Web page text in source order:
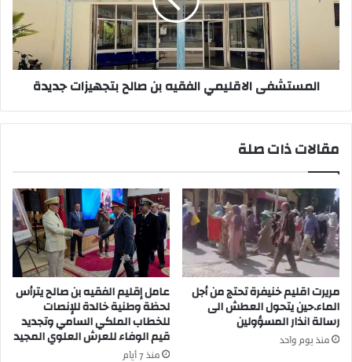
ش
ض
ئ
ي
س
ج
م
ع
س
ت
ش
ا
ي
ا
ل
ف
ق
ي
ص
المستشفى الاقليمي الفقيه بن صالح بتجهيزات جديدة
مقالات ذات صلة
مريرت اقليم خنيفرة تحتج من أجل
الماء.حين يتحول العطش الى
رسالة انذار المسؤولين
منذ يوم واحد
عامل إقليم الفقيه بن صالح يترأس
لحظة وطنية خالدة للإنصات
للخطاب الملكي السامي وتجديد
قيم الوفاء للعرش العلوي المجيد
منذ 7 أيام